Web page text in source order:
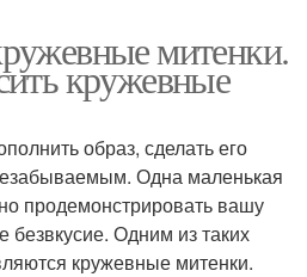
митенки.
кружевные
образ, сделать его
Одна маленькая
продемонстрировать вашу
безвкусие. Одним из таких
кружевные митенки.